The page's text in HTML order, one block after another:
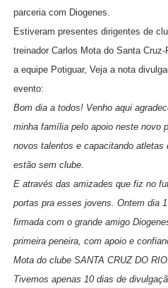
parceria com Diogenes.
Estiveram presentes dirigentes de
treinador Carlos Mota do Santa
a equipe Potiguar, Veja a nota
evento:
Bom dia a todos! Venho aqui
minha família pelo apoio neste novo
novos talentos e capacitando atletas
estão sem clube.
E através das amizades que fiz no
portas pra esses jovens. Ontem dia
firmada com o grande amigo
primeira peneira, com apoio e
Mota do clube SANTA CRUZ DO
Tivemos apenas 10 dias de